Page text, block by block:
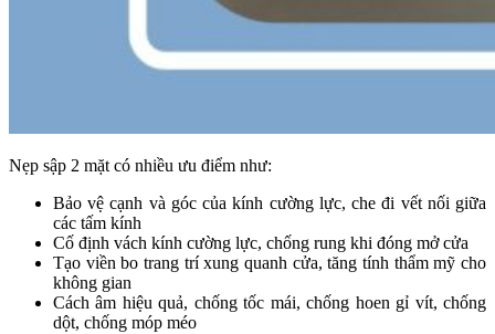
Nẹp sập 2 mặt có nhiều ưu điểm như:
Bảo vệ cạnh và góc của kính cường lực, che đi vết nối giữa
các tấm kính
Cố định vách kính cường lực, chống rung khi đóng mở cửa
Tạo viền bo trang trí xung quanh cửa, tăng tính thẩm mỹ cho
không gian
Cách âm hiệu quả, chống tốc mái, chống hoen gỉ vít, chống
dột, chống móp méo